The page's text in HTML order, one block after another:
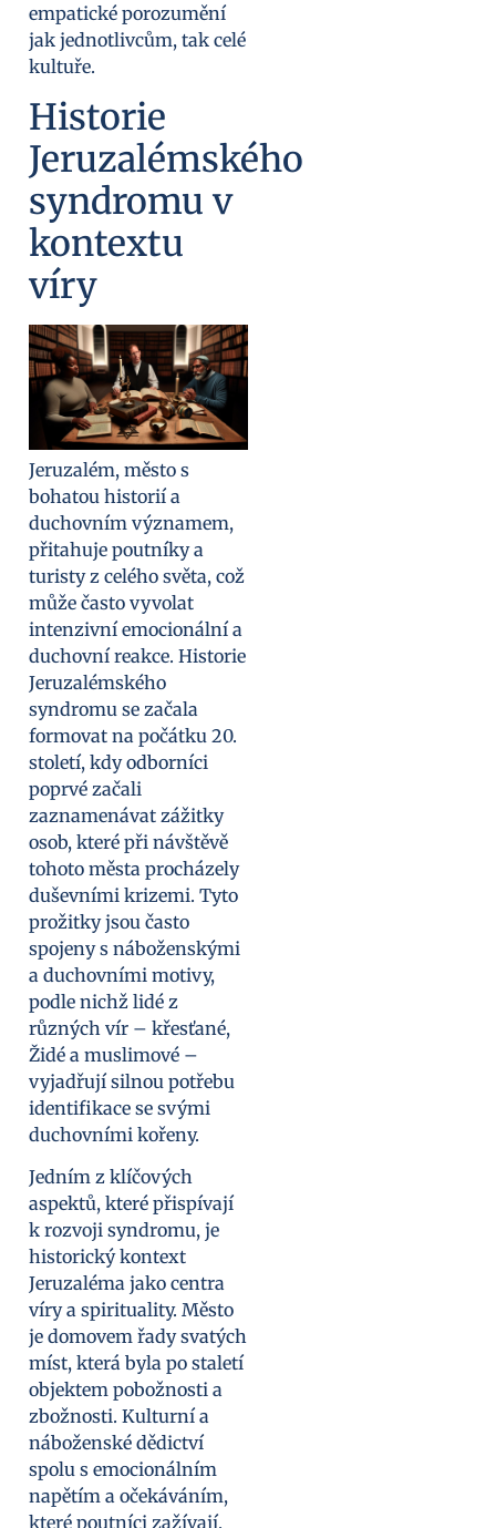
empatické porozumění
jak jednotlivcům, tak celé
kultuře.
Historie
Jeruzalémského
syndromu v
kontextu
víry
Jeruzalém, město s
bohatou historií a
duchovním významem,
přitahuje poutníky a
turisty z celého světa, což
může často vyvolat
intenzivní emocionální a
duchovní reakce. Historie
Jeruzalémského
syndromu se začala
formovat na počátku 20.
století, kdy odborníci
poprvé začali
zaznamenávat zážitky
osob, které při návštěvě
tohoto města procházely
duševními krizemi. Tyto
prožitky jsou často
spojeny s náboženskými
a duchovními motivy,
podle nichž lidé z
různých vír – křesťané,
Židé a muslimové –
vyjadřují silnou potřebu
identifikace se svými
duchovními kořeny.
Jedním z klíčových
aspektů, které přispívají
k rozvoji syndromu, je
historický kontext
Jeruzaléma jako centra
víry a spirituality. Město
je domovem řady svatých
míst, která byla po staletí
objektem pobožnosti a
zbožnosti. Kulturní a
náboženské dědictví
spolu s emocionálním
napětím a očekáváním,
které poutníci zažívají,